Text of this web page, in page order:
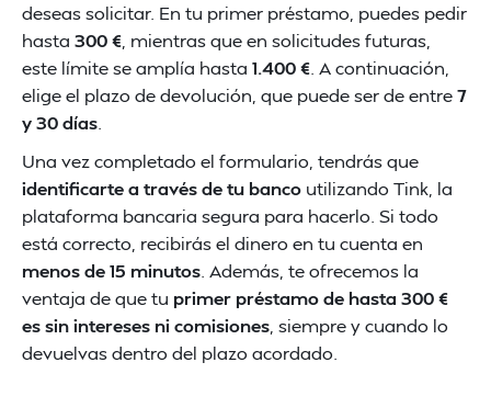
deseas solicitar. En tu primer préstamo, puedes pedir
hasta 300 € , mientras que en solicitudes futuras,
este límite se amplía hasta 1.400 € . A continuación,
elige el plazo de devolución, que puede ser de entre7
y 30 días
Una vez completado el formulario, tendrás que
identificarte a través de tu banco utilizando Tink, la
plataforma bancaria segura para hacerlo. Si todo
está correcto, recibirás el dinero en tu cuenta en
menos de 15 minutos . Además, te ofrecemos la
ventaja de que tu primer préstamo de hasta 300 €
es sin intereses ni comisiones , siempre y cuando lo
devuelvas dentro del plazo acordado.